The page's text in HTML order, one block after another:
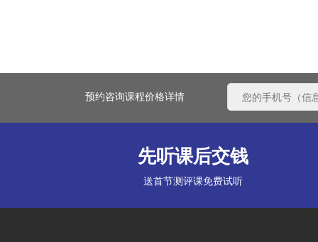
预约咨询课程价格详情
先听课后交钱
送首节测评课免费试听